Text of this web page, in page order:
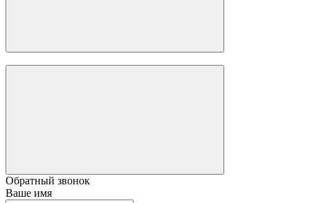
Обратный звонок
Ваше имя